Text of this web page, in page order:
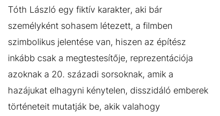
Tóth László egy fiktív karakter, aki bár
személyként sohasem létezett, a filmben
szimbolikus jelentése van, hiszen az építész
inkább csak a megtestesítője, reprezentációja
azoknak a 20. századi sorsoknak, amik a
hazájukat elhagyni kénytelen, disszidáló emberek
történeteit mutatják be, akik valahogy